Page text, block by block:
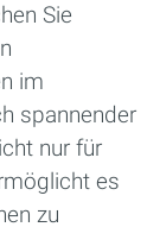
Sie
im
spannender
nur für
es
zu